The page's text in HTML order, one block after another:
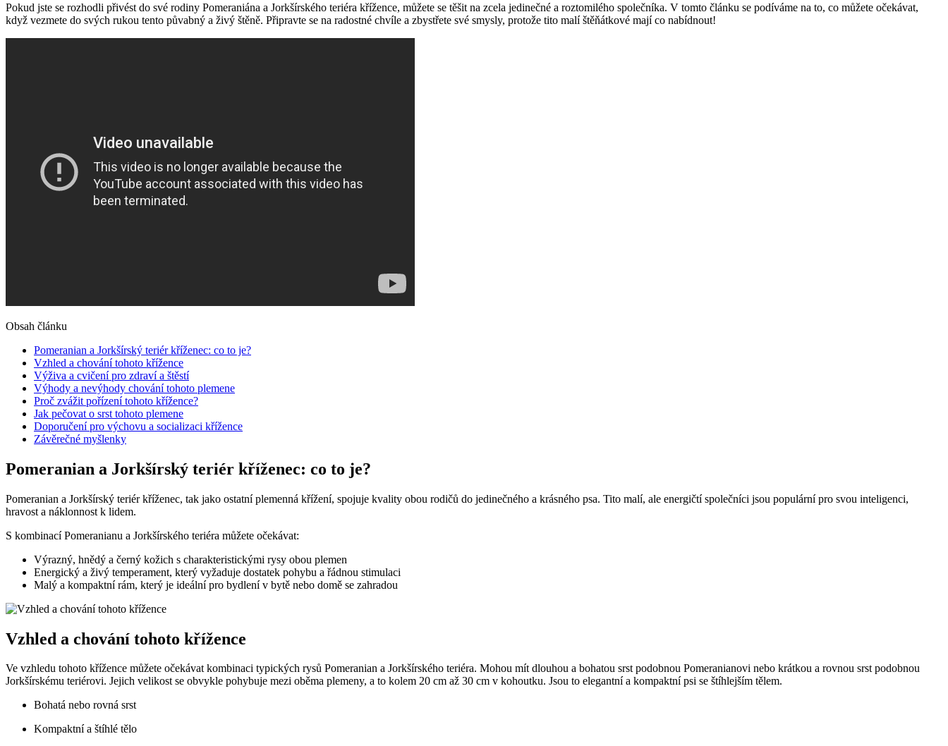
Pokud ⁣jste se rozhodli přivést do ​své rodiny Pomeraniána a Jorkšírského teriéra křížence, můžete se těšit na zcela jedinečné a roztomilého společníka. V tomto článku se podíváme na to, co můžete očekávat,
když vezmete⁢ do​ svých rukou tento půvabný a ‌živý štěně. Připravte se‍ na⁢ radostné ⁢chvíle a zbystřete své smysly, protože tito malí štěňátkové mají co⁤ nabídnout!
Obsah článku
Pomeranian a ‌Jorkšírský teriér kříženec:⁢ co to⁢ je?
Vzhled a chování tohoto⁢ křížence
Výživa a cvičení pro zdraví‍ a štěstí
Výhody ‍a nevýhody ⁣chování tohoto plemene
Proč ​zvážit pořízení tohoto křížence?
Jak pečovat o srst tohoto plemene
Doporučení pro výchovu a socializaci křížence
Závěrečné⁤ myšlenky
Pomeranian a ‌Jorkšírský teriér kříženec:⁢ co to⁢ je?
Pomeranian a ⁤Jorkšírský teriér kříženec, tak jako ostatní plemenná křížení, spojuje kvality⁣ obou rodičů do jedinečného a krásného​ psa. Tito malí, ale‍ energičtí​ společníci⁢ jsou⁣ populární pro svou inteligenci,
hravost a náklonnost k lidem.
S kombinací Pomeranianu a Jorkšírského teriéra můžete očekávat:
Výrazný, hnědý a černý kožich s charakteristickými rysy obou plemen
Energický a živý temperament, který vyžaduje dostatek pohybu a řádnou stimulaci
Malý a kompaktní rám, který je ideální pro bydlení v bytě nebo domě se zahradou
Vzhled a chování tohoto⁢ křížence
Ve vzhledu tohoto křížence můžete očekávat kombinaci typických rysů Pomeranian a Jorkšírského‌ teriéra. ⁣Mohou mít dlouhou ​a ⁢bohatou ⁣srst⁣ podobnou Pomeranianovi nebo krátkou a rovnou srst podobnou
Jorkšírskému teriérovi. Jejich velikost se ‍obvykle pohybuje ⁤mezi oběma plemeny, a to kolem 20 cm až 30 cm v kohoutku. Jsou to ⁣elegantní a ‍kompaktní psi se ​štíhlejším tělem.
Bohatá nebo rovná srst
Kompaktní a štíhlé tělo